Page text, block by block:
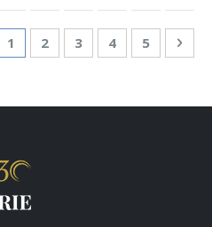
You're currently reading page
1 Page
2 Page
3 Page
4 Page
5